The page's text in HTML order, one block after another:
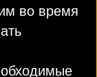
во время